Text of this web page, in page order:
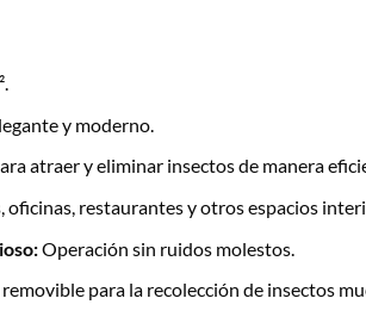
y moderno.
atraer y eliminar insectos de manera
oficinas, restaurantes y otros espacios
Operación sin ruidos molestos.
para la recolección de insectos